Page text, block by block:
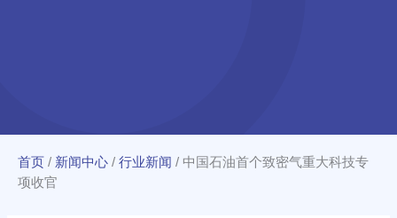
首页 / 新闻中心 / 行业新闻 / 中国石油首个致密气重大科技专
项收官